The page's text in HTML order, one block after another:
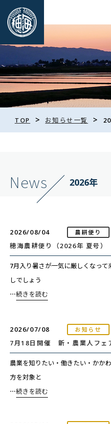
TOP > お知らせ一覧 >
News 2026年
2026/08/04 農耕便り
穂海農耕便り（2026年 夏号）
7月入り暑さが一気に厳しくなっ
しでしょう
⋯続きを読む
2026/07/08 お知らせ
7月18日開催 新・農業人フェ
農業を知りたい・働きたい・かか
方を対象と
⋯続きを読む